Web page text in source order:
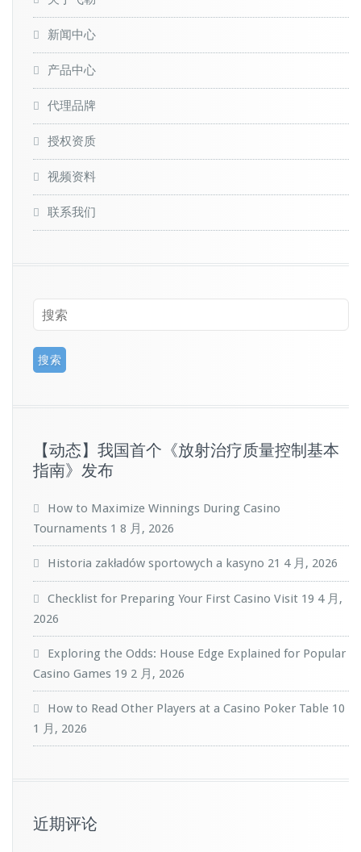
新闻中心
产品中心
代理品牌
授权资质
视频资料
联系我们
【动态】我国首个《放射治疗质量控制基本
指南》发布
How to Maximize Winnings During Casino
Tournaments 1 8 月, 2026
Historia zakładów sportowych a kasyno 21 4 月, 2026
Checklist for Preparing Your First Casino Visit 19 4 月,
2026
Exploring the Odds: House Edge Explained for Popular
Casino Games 19 2 月, 2026
How to Read Other Players at a Casino Poker Table 10
1 月, 2026
近期评论